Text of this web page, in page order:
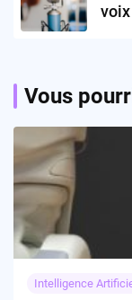
voix
Vous
Intelligence